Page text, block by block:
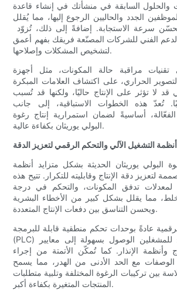
والحلول السابقة في منشأتك في إنشاء قاعدة
الجدد والحاليين الرجوع إليها، مما يُقلل
سرعة الاستجابة. إضافةً إلى ذلك، تُزوّد
الدعم الفني للشركات المصنّعة فريقك بفهم أعمق
لتشخيص المشكلات وإصلاحها.
تقنيات مراقبة حالة المكونات، مثل أجهزة
الحراري، على اكتشاف العلامات المبكرة
قد لا تؤثر على الإنتاج حاليًا، ولكنها قد تُسبب
تُعدّ هذه الخطوات الاستباقية، إلى جانب
الفعّالة، أساسيةً لضمان استمرارية إنتاج رغوة
البولي يوريثان بكفاءة عالية.
التشغيل الآلي والتحكم الرقمي لتعزيز الدقة
البولي يوريثان الحديثة بشكل متزايد أنظمة
لتعزيز دقة الإنتاج وقابليته للتكرار. تتيح هذه
لمعدلات تدفق المكونات، والتحكم في درجة
مما يقلل بشكل كبير من الأخطاء البشرية
ويحسن التناسق بين دفعات الإنتاج المتعددة.
عادةً بوحدات تحكم منطقية قابلة للبرمجة
(PLC) وشاشات لمسية تتيح للمشغلين الوصول بسهولة إلى معايير
وأنظمة الإنذار. كما تُمكّن الأتمتة من إجراء
مع الحد الأدنى من الهدر، مما يسمح
بين تركيبات الرغوة المختلفة وتلبية متطلبات
المنتجات المتغيرة بكفاءة أكبر.